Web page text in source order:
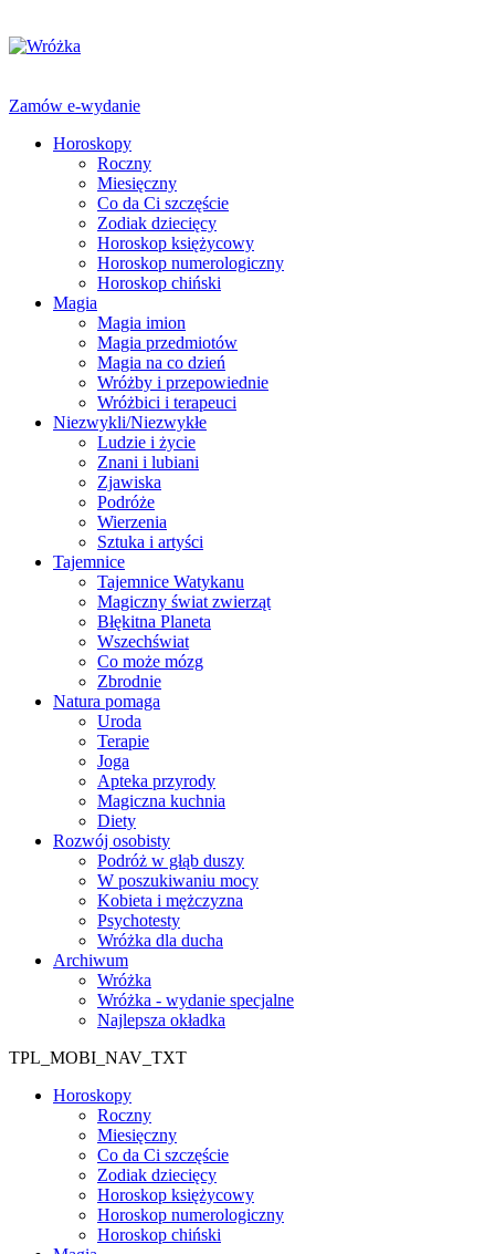
Zamów e-wydanie
Horoskopy
Roczny
Miesięczny
Co da Ci szczęście
Zodiak dziecięcy
Horoskop księżycowy
Horoskop numerologiczny
Horoskop chiński
Magia
Magia imion
Magia przedmiotów
Magia na co dzień
Wróżby i przepowiednie
Wróżbici i terapeuci
Niezwykli/Niezwykłe
Ludzie i życie
Znani i lubiani
Zjawiska
Podróże
Wierzenia
Sztuka i artyści
Tajemnice
Tajemnice Watykanu
Magiczny świat zwierząt
Błękitna Planeta
Wszechświat
Co może mózg
Zbrodnie
Natura pomaga
Uroda
Terapie
Joga
Apteka przyrody
Magiczna kuchnia
Diety
Rozwój osobisty
Podróż w głąb duszy
W poszukiwaniu mocy
Kobieta i mężczyzna
Psychotesty
Wróżka dla ducha
Archiwum
Wróżka
Wróżka - wydanie specjalne
Najlepsza okładka
TPL_MOBI_NAV_TXT
Horoskopy
Roczny
Miesięczny
Co da Ci szczęście
Zodiak dziecięcy
Horoskop księżycowy
Horoskop numerologiczny
Horoskop chiński